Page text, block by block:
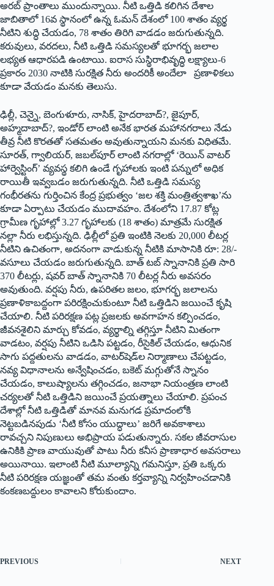
అరబ్‌ ‌ప్రాంతాలు ముందున్నాయి. నీటి ఒత్తిడి కలిగిన దేశాల
జాబితాలో 16వ స్థానంలో ఉన్న ఓమన్‌ ‌దేశంలో 100 శాతం వ్యర్థ
నీటిని శుద్ధి చేయడం, 78 శాతం తిరిగి వాడడం జరుగుతున్నది.
కరువులు, వరదలు, నీటి ఒత్తిడి సమస్యలతో భూగర్భ జలాల
లభ్యత ఆధారపడి ఉంటాయి. ఐరాస సుస్థిరాభివృద్ధి లక్ష్యాలు-6
ప్రకారం 2030 నాటికి సురక్షిత నీరు అందరికీ అందేలా ప్రణాళికలు
కూడా వేయడం మనకు తెలుసు.
ఢిల్లీ, చెన్నై, బెంగుళూరు, నాసిక్‌, ‌హైదరాబాద్‌?, ‌జైపూర్‌,
అహ్మదాబాద్‌?, ఇం‌డోర్‌ ‌లాంటి అనేక భారత మహానగరాలు నేడు
తీవ్ర నీటి కొరతతో సతమతం అవుతున్నాయని మనకు విధితమే.
సూరత్‌, ‌గ్వాలియర్‌, ‌జబల్‌పూర్‌ ‌లాంటి నగరాల్లో ‘రెయిన్‌ ‌వాటర్‌
‌హార్వెస్టింగ్‌’ ‌వ్యవస్థ కలిగి ఉండే గృహాలకు ఇంటి పన్నులో అధిక
రాయితీ ఇవ్వబడం జరుగుతున్నది. నీటి ఒత్తిడి సమస్య
గంభీరతను గుర్తించిన కేంద్ర ప్రభుత్వం ‘జల శక్తి మంత్రిత్వశాఖ’ను
కూడా ఏర్పాటు చేయడం ముదావహం. దేశంలోని 17.87 కోట్ల
గ్రామీణ గృహాల్లో 3.27 గృహాలకు (18 శాతం) మాత్రమే సురక్షిత
నల్లా నీరు లభిస్తున్నది. ఢిల్లీలో ప్రతి ఇంటికి నెలకు 20,000 లీటర్ల
నీటిని ఉచితంగా, అదనంగా వాడుకున్న నీటికి మాసానికి రూ: 28/-
వసూలు చేయడం జరుగుతున్నది. బాత్‌ ‌టబ్‌ ‌స్నానానికి ప్రతి సారి
370 లీటర్లు, షవర్‌ ‌బాత్‌ ‌స్నానానికి 70 లీటర్ల నీరు అవసరం
అవుతుంది. వర్షపు నీరు, ఉపరితల జలం, భూగర్భ జలాలను
ప్రణాళికాబద్దంగా పరిరక్షించుకుంటూ నీటి ఒత్తిడిని జయించే కృషి
చేయాలి. నీటి పరిరక్షణ పట్ల ప్రజలకు అవగాహన కల్పించడం,
జీవనశైలిని మార్చు కోవడం, వ్యర్థాల్ని తగ్గిస్తూ నీటిని మితంగా
వాడటం, వర్షపు నీటిని ఒడిసి పట్టడం, రీసైకిల్‌ ‌చేయడం, ఆధునిక
సాగు పద్దతులను వాడడం, వాటర్‌షెడ్‌ల నిర్మాణాలు చేపట్టడం,
నవ్య విధానాలను అన్వేషించడం, బకెట్‌ ‌మగ్గుతోనే స్నానం
చేయడం, కాలుష్యాలను తగ్గించడం, జనాభా నియంత్రణ లాంటి
చర్యలతో నీటి ఒత్తిడిని జయించే ప్రయత్నాలు చేయాలి. ప్రపంచ
దేశాల్లో నీటి ఒత్తిడితో మానవ మనుగడ ప్రమాదంలోకి
నెట్టబడినపుడు ‘నీటి కోసం యుద్ధాలు’ జరిగే అవకాశాలు
రావచ్చని నిపుణులు అభిప్రాయ పడుతున్నారు. సకల జీవరాసుల
ఉనికికి ప్రాణ వాయువుతో పాటు నీరు కనీస ప్రాణాధార అవసరాలు
అయినాయి. ఇలాంటి నీటి మూల్యాన్ని గమనిస్తూ, ప్రతి ఒక్కరు
నీటి పరిరక్షణ యజ్ఞంతో తమ వంతు కర్తవ్యాన్ని నిర్వహించడానికి
కంకణబద్దులం కావాలని కోరుకుందాం.
PREVIOUS NEXT